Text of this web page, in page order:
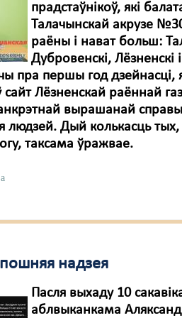
прадстаўнікоў, які
Талачынскай акрузе
раёны і нават больш:
Дубровенскі, Лёзненскі
пра першы год дзейнасці,
сайт Лёзненскай раённай
вырашанай
Дый колькасць тых,
таксама ўражвае.
надзея
Пасля выхаду 10
аблвыканкама